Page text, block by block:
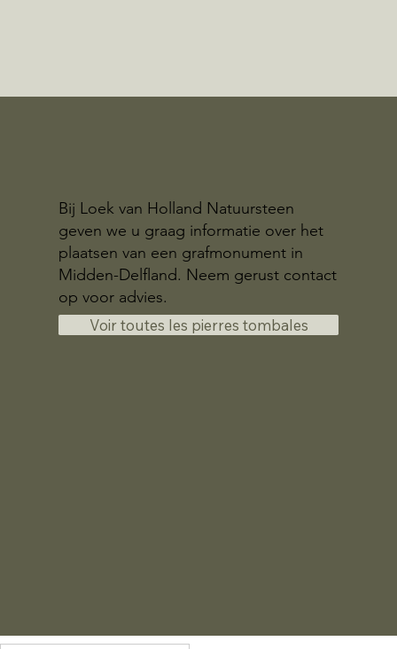
Bij Loek van Holland Natuursteen
geven we u graag informatie over het
plaatsen van een grafmonument in
Midden-Delfland. Neem gerust contact
op voor advies.
Voir toutes les pierres tombales